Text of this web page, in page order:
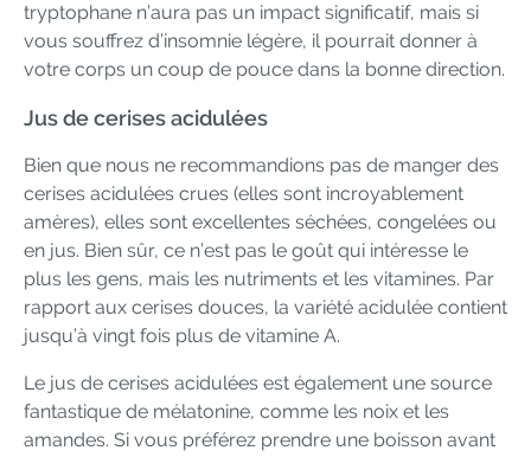
tryptophane n’aura pas un impact significatif, mais si
vous souffrez d’insomnie légère, il pourrait donner à
votre corps un coup de pouce dans la bonne direction.
Jus de cerises acidulées
Bien que nous ne recommandions pas de manger des
cerises acidulées crues (elles sont incroyablement
amères), elles sont excellentes séchées, congelées ou
en jus. Bien sûr, ce n’est pas le goût qui intéresse le
plus les gens, mais les nutriments et les vitamines. Par
rapport aux cerises douces, la variété acidulée contient
jusqu’à vingt fois plus de vitamine A.
Le jus de cerises acidulées est également une source
fantastique de mélatonine, comme les noix et les
amandes. Si vous préférez prendre une boisson avant